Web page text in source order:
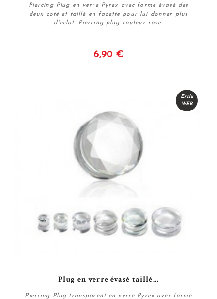
Piercing Plug en verre Pyrex avec forme évasé des
deux coté et taillé en facette pour lui donner plus
d'éclat. Piercing plug couleur rose.
6,90 €
Exclu
WEB
Plug en verre évasé taillé...
Piercing Plug transparent en verre Pyrex avec forme